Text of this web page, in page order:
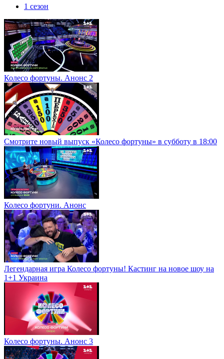
1 сезон
Колесо фортуны. Анонс 2
Смотрите новый выпуск «Колесо фортуны» в субботу в 18:00
Колесо фортуни. Анонс
Легендарная игра Колесо фортуны! Кастинг на новое шоу на
1+1 Украина
Колесо фортуны. Анонс 3